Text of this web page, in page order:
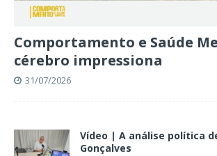
Comportamento e Saúde
cérebro impressiona
31/07/2026
Vídeo | A análise política
Gonçalves